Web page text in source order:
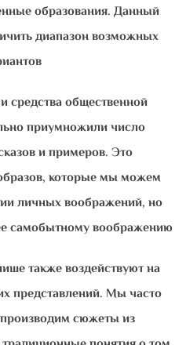
образования. Данный
диапазон возможных
средства общественной
приумножили число
и примеров. Это
которые мы можем
личных воображений, но
самобытному воображению.
также воздействуют на
представлений. Мы часто
сюжеты из